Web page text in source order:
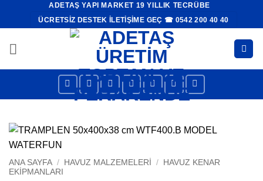
ADETAŞ YAPI MARKET 19 YILLIK TECRÜBE
ÜCRETSIZ DESTEK İLETIŞIME GEÇ ☎ 0542 200 40 40
ANA SAYFA / HAVUZ MALZEMELERI /
HAVUZ KENAR
EKIPMANLARI